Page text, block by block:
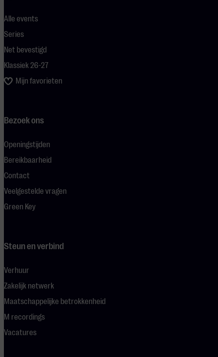
Alle events
Series
Net bevestigd
Klassiek 26-27
Mijn favorieten
Bezoek ons
Openingstijden
Bereikbaarheid
Contact
Veelgestelde vragen
Green Key
Steun en verbind
Verhuur
Zakelijk netwerk
Maatschappelijke betrokkenheid
M recordings
Vacatures